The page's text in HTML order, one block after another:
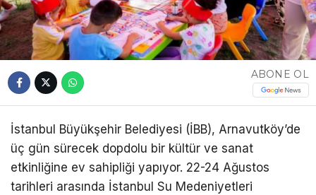
ABONE OL
İstanbul Büyükşehir Belediyesi (İBB), Arnavutköy’de
üç gün sürecek dopdolu bir kültür ve sanat
etkinliğine ev sahipliği yapıyor. 22-24 Ağustos
tarihleri arasında İstanbul Su Medeniyetleri